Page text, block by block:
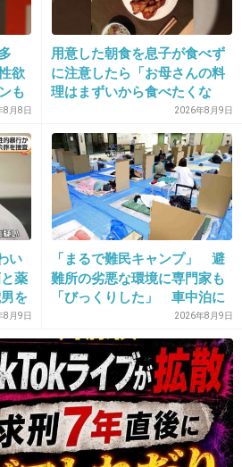
-21
思ってた！
+281 -20
？
+123 -20
方ない。
+570 -46
欲
も
8月8日
用意した朝食を息子が食べず
に注意したら「お母さんの料
理はまずいから食べたくな
い」と…「まずいなら食べな
くていい。今後は自分で食事
を用意しなさい。お金は渡
す」と言った話が議論に
2026年8月9日
い
薬
を
」
8月9日
「まるで難民キャンプ」 避
難所の劣悪な環境に専門家も
「びっくりした」 車中泊に
もリスクが 「熱したフライ
パンに飛び込むようなもの」
2026年8月9日